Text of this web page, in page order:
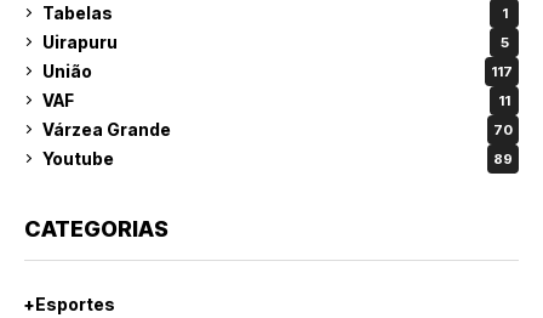
Tabelas 1
Uirapuru 5
União 117
VAF 11
Várzea Grande 70
Youtube 89
CATEGORIAS
+Esportes